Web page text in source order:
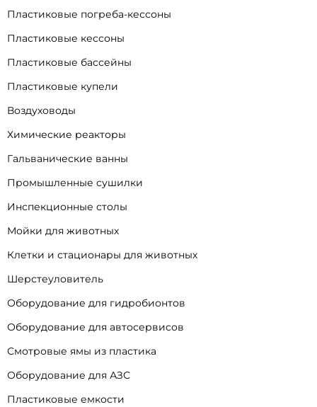
Пластиковые погреба-кессоны
Пластиковые кессоны
Пластиковые бассейны
Пластиковые купели
Воздуховоды
Химические реакторы
Гальванические ванны
Промышленные сушилки
Инспекционные столы
Мойки для животных
Клетки и стационары для животных
Шерстеуловитель
Оборудование для гидробионтов
Оборудование для автосервисов
Смотровые ямы из пластика
Оборудование для АЗС
Пластиковые емкости